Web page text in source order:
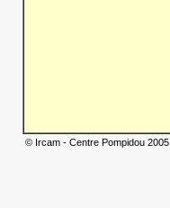
© Ircam - Centre Pompidou 2005.